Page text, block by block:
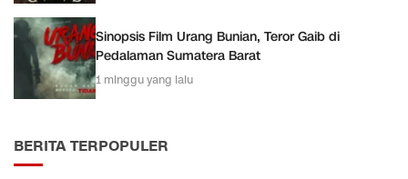
Sinopsis Film Urang Bunian, Teror Gaib di
Pedalaman Sumatera Barat
1 minggu yang lalu
BERITA TERPOPULER